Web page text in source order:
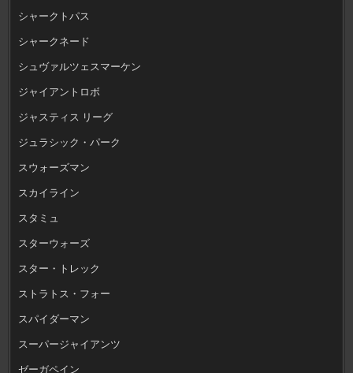
シャークトパス
シャークネード
シュヴァルツェスマーケン
ジャイアントロボ
ジャスティス リーグ
ジュラシック・パーク
スウォーズマン
スカイライン
スタミュ
スターウォーズ
スター・トレック
ストラトス・フォー
スパイダーマン
スーパージャイアンツ
ゼーガペイン